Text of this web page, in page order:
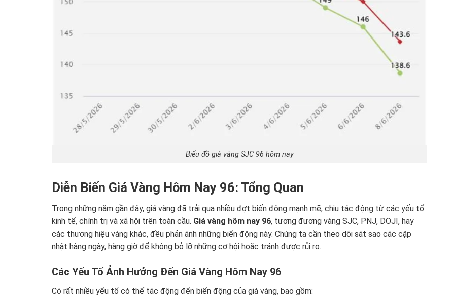
Biểu đồ giá vàng SJC 96 hôm nay
Diễn Biến Giá Vàng Hôm Nay 96: Tổng Quan
Trong những năm gần đây, giá vàng đã trải qua nhiều đợt biến động mạnh mẽ, chịu tác động từ các yếu tố
kinh tế, chính trị và xã hội trên toàn cầu. Giá vàng hôm nay 96, tương đương vàng SJC, PNJ, DOJI, hay
các thương hiệu vàng khác, đều phản ánh những biến động này. Chúng ta cần theo dõi sát sao các cập
nhật hàng ngày, hàng giờ để không bỏ lỡ những cơ hội hoặc tránh được rủi ro.
Các Yếu Tố Ảnh Hưởng Đến Giá Vàng Hôm Nay 96
Có rất nhiều yếu tố có thể tác động đến biến động của giá vàng, bao gồm: